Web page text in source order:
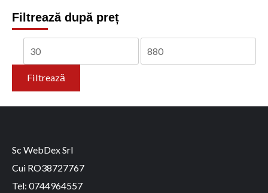
Filtrează după preț
Preț
minim
Preț
maxim
Filtrează
Sc WebDex Srl
Cui RO38727767
Tel: 0744964557